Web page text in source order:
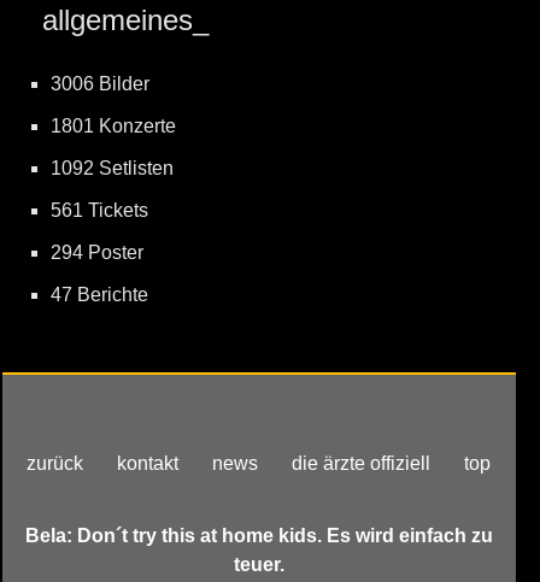
allgemeines_
3006 Bilder
1801 Konzerte
1092 Setlisten
561 Tickets
294 Poster
47 Berichte
zurück kontakt news die ärzte offiziell top
Bela: Don´t try this at home kids. Es wird einfach zu
teuer.